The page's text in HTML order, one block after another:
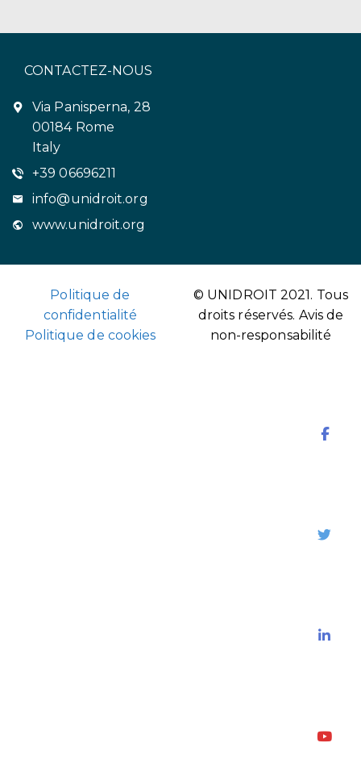
CONTACTEZ-NOUS
Via Panisperna, 28
00184 Rome
Italy
+39 06696211
info@unidroit.org
www.unidroit.org
Politique de
confidentialité
Politique de cookies
© UNIDROIT 2021. Tous
droits réservés. Avis de
non-responsabilité